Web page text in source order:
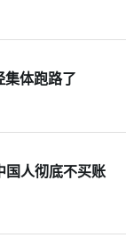
集体跑路了
国人彻底不买账